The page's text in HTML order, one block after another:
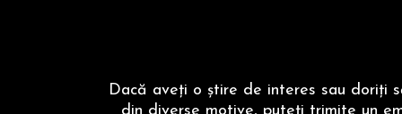
Dacă aveţi o ştire de interes sau doriţi